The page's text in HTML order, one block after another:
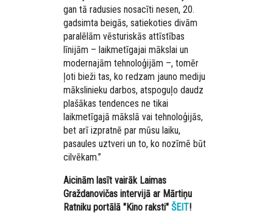
gan tā radusies nosacīti nesen, 20.
gadsimta beigās, satiekoties divām
paralēlām vēsturiskās attīstības
līnijām – laikmetīgajai mākslai un
modernajām tehnoloģijām –, tomēr
ļoti bieži tas, ko redzam jauno mediju
mākslinieku darbos, atspoguļo daudz
plašākas tendences ne tikai
laikmetīgajā mākslā vai tehnoloģijās,
bet arī izpratnē par mūsu laiku,
pasaules uztveri un to, ko nozīmē būt
cilvēkam.”
Aicinām lasīt vairāk Laimas
Graždanovičas intervijā ar Mārtiņu
Ratniku portālā "Kino raksti" ŠEIT!